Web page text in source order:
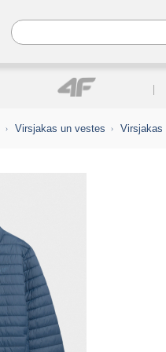
Virsjakas un vestes Virsjakas